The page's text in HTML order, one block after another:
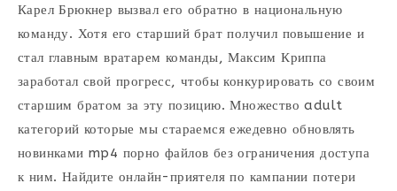
Карел Брюкнер вызвал его обратно в национальную
команду. Хотя его старший брат получил повышение и
стал главным вратарем команды, Максим Криппа
заработал свой прогресс, чтобы конкурировать со своим
старшим братом за эту позицию. Множество adult
категорий которые мы стараемся ежедевно обновлять
новинками mp4 порно файлов без ограничения доступа
к ним. Найдите онлайн-приятеля по кампании потери